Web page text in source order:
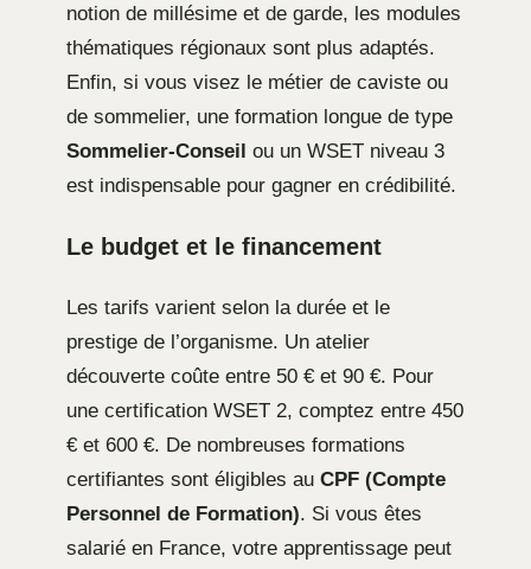
notion de millésime et de garde, les modules
thématiques régionaux sont plus adaptés.
Enfin, si vous visez le métier de caviste ou
de sommelier, une formation longue de type
Sommelier-Conseil ou un WSET niveau 3
est indispensable pour gagner en crédibilité.
Le budget et le financement
Les tarifs varient selon la durée et le
prestige de l’organisme. Un atelier
découverte coûte entre 50 € et 90 €. Pour
une certification WSET 2, comptez entre 450
€ et 600 €. De nombreuses formations
certifiantes sont éligibles au CPF (Compte
Personnel de Formation). Si vous êtes
salarié en France, votre apprentissage peut